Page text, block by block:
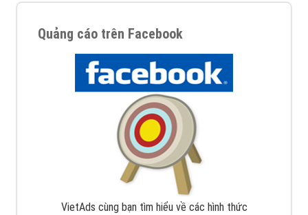
Quảng cáo trên Facebook
VietAds cùng bạn tìm hiểu về các hình thức